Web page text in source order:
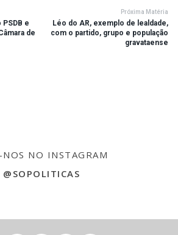
PSDB e
de
Próxima Matéria
Léo do AR, exemplo de lealdade,
com o partido, grupo e população
gravataense
NOS NO INSTAGRAM
@SOPOLITICAS